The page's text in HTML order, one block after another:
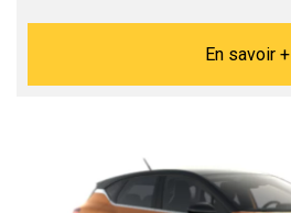
En savoir +